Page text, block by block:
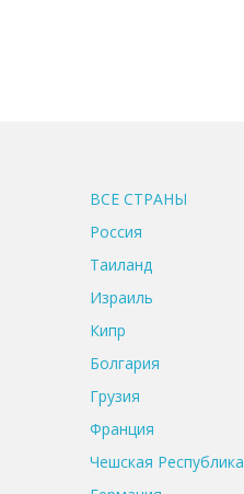
ВСЕ CТРАНЫ
Россия
Таиланд
Израиль
Кипр
Болгария
Грузия
Франция
Чешская Республика